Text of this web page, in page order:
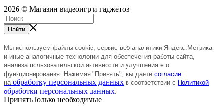
2026 © Магазин видеоигр и гаджетов
Найти
Мы используем файлы cookie, сервис веб-аналитики Яндекс.Метрика
и иные аналогичные технологии для обеспечения работы сайта,
анализа пользовательской активности и улучшения его
функционирования. Нажимая "Принять", вы даете согласие,
на обработку персональных данных в соответствии с Политикой
обработки персональных данных.
ПринятьТолько необходимые